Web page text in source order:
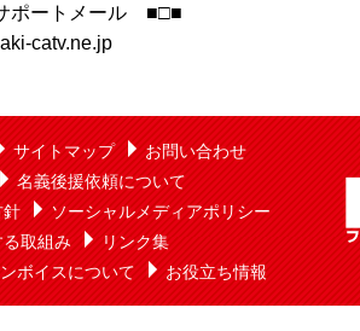
ポートメール ■□■
catv.ne.jp
サイトマップ
お問い合わせ
名義後援依頼について
針
ソーシャルメディアポリシー
取組み
リンク集
ボイスについて お役立ち情報